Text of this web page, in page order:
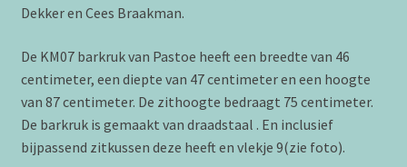
Dekkeren Cees Braakman.
De KM07 barkruk van Pastoe heeft een breedte van 46
centimeter, een diepte van 47 centimeter en een hoogte
van 87 centimeter. De zithoogte bedraagt 75 centimeter.
De barkruk is gemaakt van draadstaal . En inclusief
bijpassend zitkussen deze heeft en vlekje 9(zie foto).